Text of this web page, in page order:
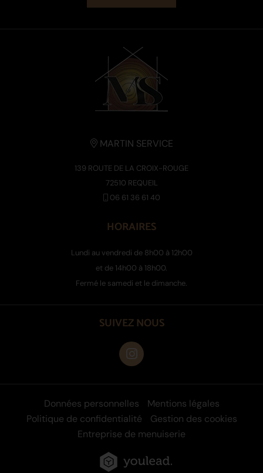
MARTIN SERVICE
139 ROUTE DE LA CROIX-ROUGE
72510 REQUEIL
06 61 36 61 40
HORAIRES
Lundi au vendredi de 8h00 à 12h00
et de 14h00 à 18h00.
Fermé le samedi et le dimanche.
SUIVEZ NOUS
Données personnelles
Mentions légales
Politique de confidentialité
Gestion des cookies
Entreprise de menuiserie